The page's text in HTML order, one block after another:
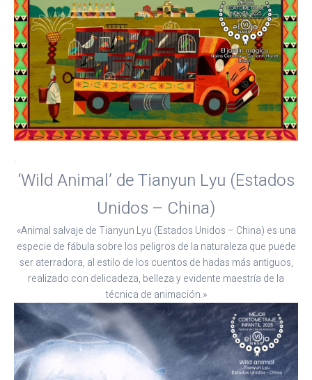
.
‘Wild Animal’ de Tianyun Lyu (Estados
Unidos – China)
«Animal salvaje de Tianyun Lyu (Estados Unidos – China) es una
especie de fábula sobre los peligros de la naturaleza que puede
ser aterradora, al estilo de los cuentos de hadas más antiguos,
realizado con delicadeza, belleza y evidente maestría de la
técnica de animación.»